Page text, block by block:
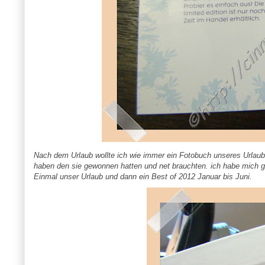
Nach dem Urlaub wollte ich wie immer ein Fotobuch unseres
haben den sie gewonnen hatten und net brauchten. ich habe
Einmal unser Urlaub und dann ein Best of 2012 Januar bis Juni.